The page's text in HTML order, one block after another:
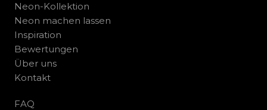
Neon-Kollektion
Neon machen lassen
Inspiration
Bewertungen
Über uns
Kontakt
FAQ